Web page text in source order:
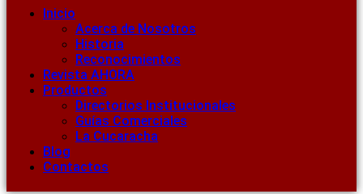
Inicio
Acerca de Nosotros
Historia
Reconocimientos
Revista AHORA
Productos
Directorios Institucionales
Guías Comerciales
La Cucaracha
Blog
Contactos